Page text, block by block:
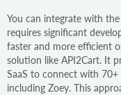
You can integrate with
requires significant
faster and more efficient
solution like API2Cart. It
SaaS to connect with
including Zoey. This